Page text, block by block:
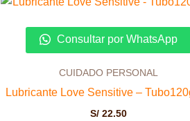
Consultar por WhatsApp
CUIDADO PERSONAL
Lubricante Love Sensitive –
S/ 22.50